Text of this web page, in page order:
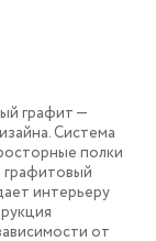
графит —
Система
полки
графитовый
интерьеру
от